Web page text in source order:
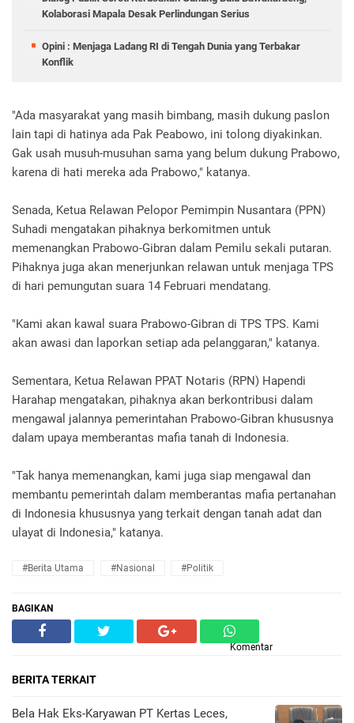
Kolaborasi Mapala Desak Perlindungan Serius
Opini : Menjaga Ladang RI di Tengah Dunia yang Terbakar
Konflik
"Ada masyarakat yang masih bimbang, masih dukung paslon
lain tapi di hatinya ada Pak Peabowo, ini tolong diyakinkan.
Gak usah musuh-musuhan sama yang belum dukung Prabowo,
karena di hati mereka ada Prabowo," katanya.
Senada, Ketua Relawan Pelopor Pemimpin Nusantara (PPN)
Suhadi mengatakan pihaknya berkomitmen untuk
memenangkan Prabowo-Gibran dalam Pemilu sekali putaran.
Pihaknya juga akan menerjunkan relawan untuk menjaga TPS
di hari pemungutan suara 14 Februari mendatang.
"Kami akan kawal suara Prabowo-Gibran di TPS TPS. Kami
akan awasi dan laporkan setiap ada pelanggaran," katanya.
Sementara, Ketua Relawan PPAT Notaris (RPN) Hapendi
Harahap mengatakan, pihaknya akan berkontribusi dalam
mengawal jalannya pemerintahan Prabowo-Gibran khususnya
dalam upaya memberantas mafia tanah di Indonesia.
"Tak hanya memenangkan, kami juga siap mengawal dan
membantu pemerintah dalam memberantas mafia pertanahan
di Indonesia khususnya yang terkait dengan tanah adat dan
ulayat di Indonesia," katanya.
#Berita Utama #Nasional #Politik
BAGIKAN
Komentar
BERITA TERKAIT
Bela Hak Eks-Karyawan PT Kertas Leces,